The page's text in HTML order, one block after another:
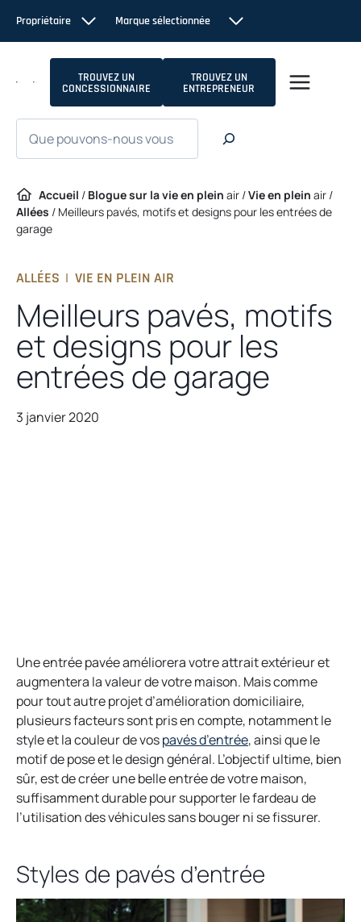
contenu
Propriétaire Marque sélectionnée
TROUVEZ UN
CONCESSIONNAIRE
TROUVEZ UN
ENTREPRENEUR
Accueil / Blogue sur la vie en plein air /Vie en plein air /
Allées / Meilleurs pavés, motifs et designs pour les entréesde
garage
ALLÉES | VIE EN PLEIN AIR
Meilleurs pavés, motifs
et designs pour les
entrées de garage
3 janvier 2020
Une entrée pavée améliorera votre attrait extérieur et
augmentera la valeur de votre maison. Mais comme
pour tout autre projet d’amélioration domiciliaire,
plusieurs facteurs sont pris en compte, notamment le
style et la couleur de vospavés d’entréeo
p
e
n
s
a
n
, ainsi que le
motif de pose et le design général. L’objectif ultime, bien
sûr, est de créer une belle entrée de votre maison,
suffisamment durable pour supporter le fardeau de
l’utilisation des véhicules sans bouger ni se fissurer.
Styles de pavés d’entrée